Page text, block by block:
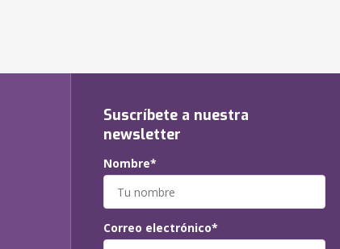
Suscríbete a nuestra
newsletter
Nombre*
Correo electrónico*